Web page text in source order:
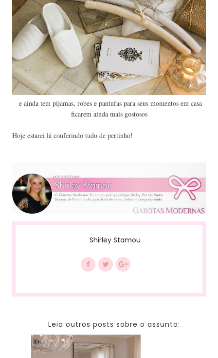
e ainda tem pijamas, robes e pantufas para seus momentos em casa
ficarem ainda mais gostosos
Hoje estarei lá conferindo tudo de pertinho!
Shirley Stamou
Leia outros posts sobre o assunto: